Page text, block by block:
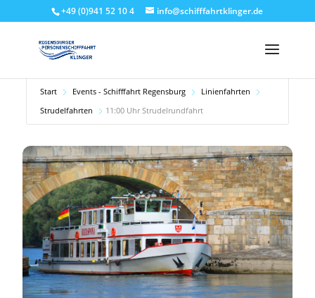
+49 (0)941 52 10 4 info@schifffahrtklinger.de
Start Events - Schifffahrt Regensburg
Linienfahrten
Strudelfahrten
11:00 Uhr Strudelrundfahrt